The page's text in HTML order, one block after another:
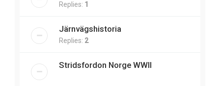
Replies: 1
Järnvägshistoria
Replies: 2
Stridsfordon Norge WWII